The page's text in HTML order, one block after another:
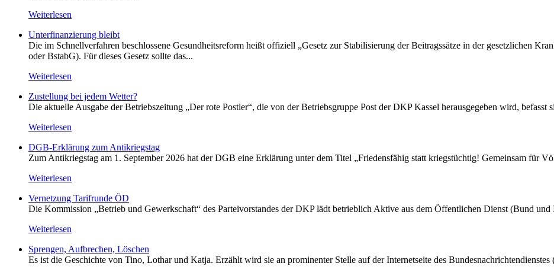
Weiterlesen
Unterfinanzierung bleibt
Die im Schnellverfahren beschlossene Gesundheitsreform heißt offiziell „Gesetz zur Stabilisierung der Beitragssätze in der gesetzlichen
oder BstabG). Für dieses Gesetz sollte das...
Weiterlesen
Zustellung bei jedem Wetter?
Die aktuelle Ausgabe der Betriebszeitung „Der rote Postler“, die von der Betriebsgruppe Post der DKP Kassel herausgegeben wird,
Weiterlesen
DGB-Erklärung zum Antikriegstag
Zum Antikriegstag am 1. September 2026 hat der DGB eine Erklärung unter dem Titel „Friedensfähig statt kriegstüchtig! Gemeinsam für
Weiterlesen
Vernetzung Tarifrunde ÖD
Die Kommission „Betrieb und Gewerkschaft“ des Parteivorstandes der DKP lädt betrieblich Aktive aus dem Öffentlichen Dienst (Bund
Weiterlesen
Sprengen, Aufbrechen, Löschen
Es ist die Geschichte von Tino, Lothar und Katja. Erzählt wird sie an prominenter Stelle auf der Internetseite des